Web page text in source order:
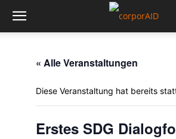
« Alle Veranstaltungen
Diese Veranstaltung hat bereits
Erstes SDG